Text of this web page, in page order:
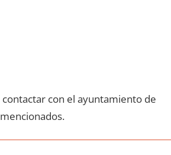
сοn el ayuntamiento dе